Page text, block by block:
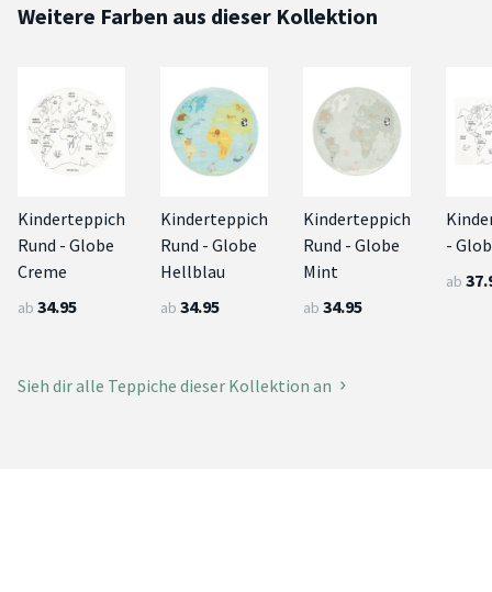
Weitere Farben aus dieser Kollektion
Kinderteppich
Rund - Globe
Creme
ab 34.95
Kinderteppich
Rund - Globe
Hellblau
ab 34.95
Kinderteppich
Rund - Globe
Mint
ab 34.95
-
ab
Sieh dir alle Teppiche dieser Kollektion an